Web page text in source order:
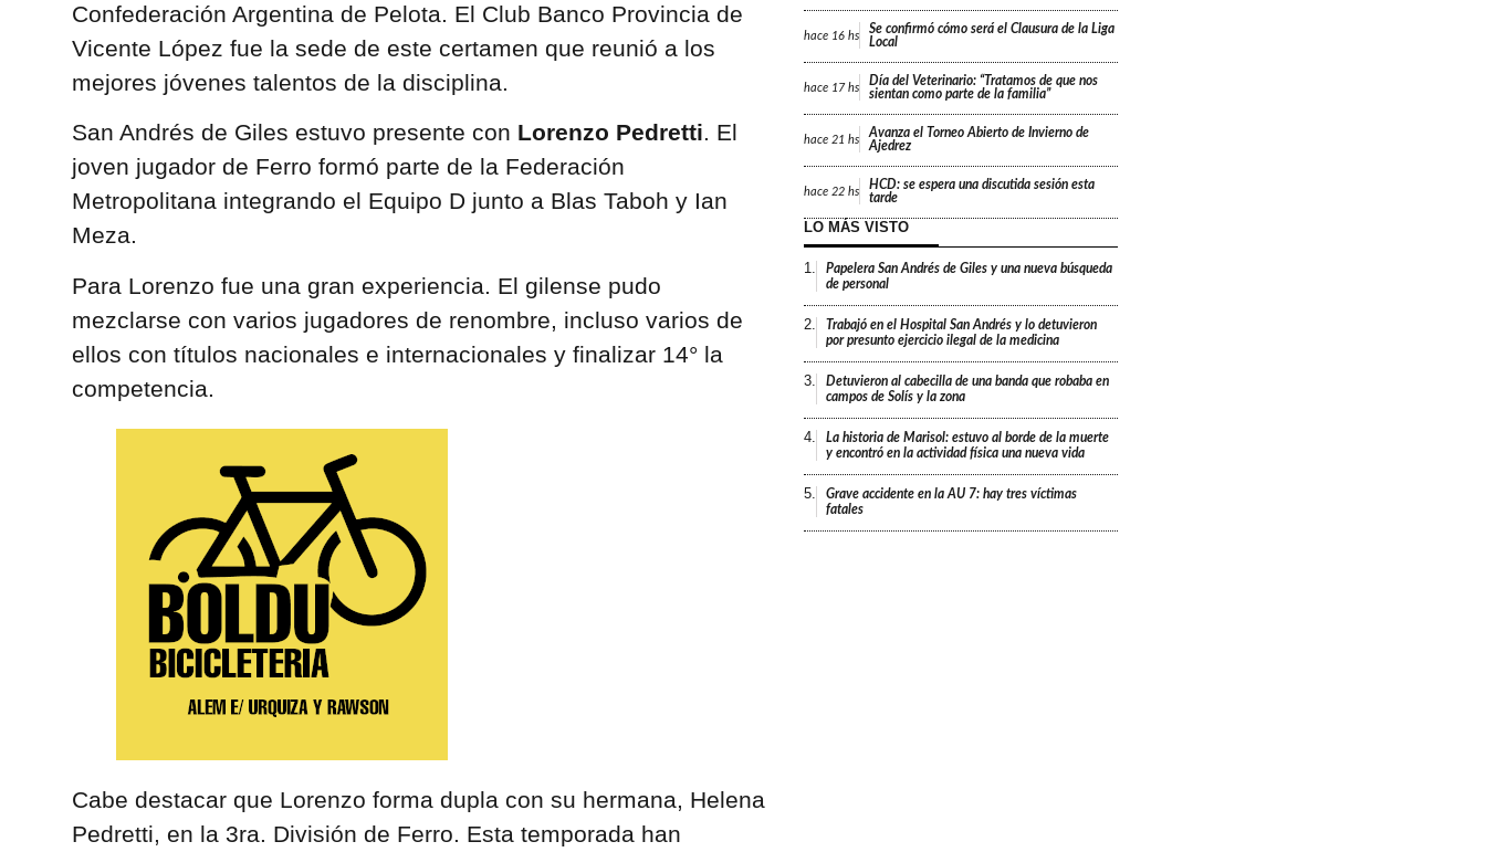
Confederación Argentina de Pelota. El Club Banco Provincia de
Vicente López fue la sede de este certamen que reunió a los
mejores jóvenes talentos de la disciplina.
San Andrés de Giles estuvo presente con Lorenzo Pedretti. El
joven jugador de Ferro formó parte de la Federación
Metropolitana integrando el Equipo D junto a Blas Taboh y Ian
Meza.
Para Lorenzo fue una gran experiencia. El gilense pudo
mezclarse con varios jugadores de renombre, incluso varios de
ellos con títulos nacionales e internacionales y finalizar 14° la
competencia.
Cabe destacar que Lorenzo forma dupla con su hermana, Helena
Pedretti, en la 3ra. División de Ferro. Esta temporada han
hace 16 hs
Se confirmó cómo será el Clausura de la Liga
Local
hace 17 hs
Día del Veterinario: “Tratamos de que nos
sientan como parte de la familia”
hace 21 hs
Avanza el Torneo Abierto de Invierno de
Ajedrez
hace 22 hs
HCD: se espera una discutida sesión esta
tarde
LO MÁS VISTO
1.
Papelera San Andrés de Giles y una nueva búsqueda
de personal
2.
Trabajó en el Hospital San Andrés y lo detuvieron
por presunto ejercicio ilegal de la medicina
3.
Detuvieron al cabecilla de una banda que robaba en
campos de Solís y la zona
4.
La historia de Marisol: estuvo al borde de la muerte
y encontró en la actividad física una nueva vida
5.
Grave accidente en la AU 7: hay tres víctimas
fatales